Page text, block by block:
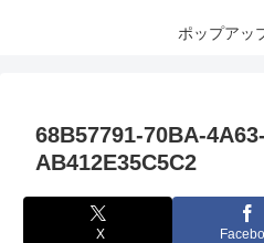
ポップアッ
68B57791-70BA-
AB412E35C5C2
X